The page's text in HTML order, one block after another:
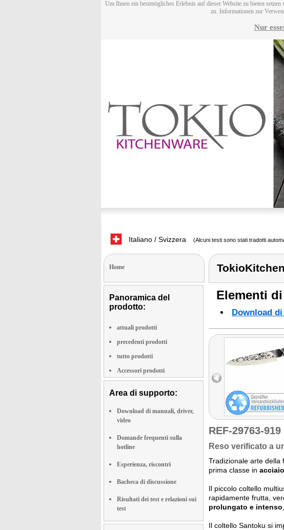
Um Ihnen ein bestmögliches Erlebnis auf dieser Website zu bieten
zu. Informationen zur
Nur
Italiano / Svizzera (Alcuni testi sono stati tradotti
Home
Panoramica del
prodotto:
attuali prodotti
precedenti prodotti
tutto prodotti
Accessori prodotti
Area di supporto:
Download di manuali, driver,
video
Domande frequenti sulla
hotline
Esperienza, riscontri
Bacheca di discussione
Risultati dei test e relazioni sui
test
Elementi
Download
REF-29763-919
Reso verificato a
Tradizionale arte della
prima classe in
Il piccolo coltello
rapidamente frutta,
prolungato e intenso
Il coltello Santoku si